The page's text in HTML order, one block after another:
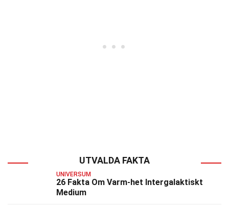
UTVALDA FAKTA
UNIVERSUM
26 Fakta Om Varm-het Intergalaktiskt
Medium